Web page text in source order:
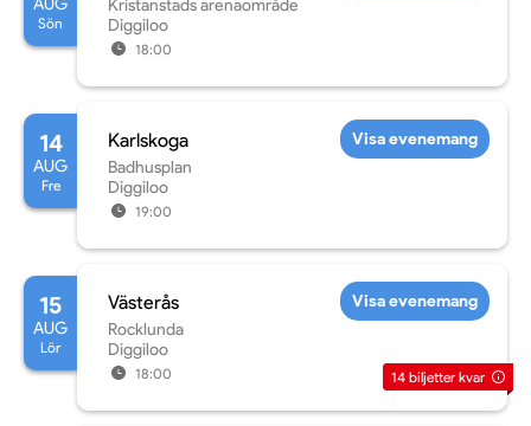
AUG
Sön
Kristanstads arenaområde
Diggiloo
18:00
14
AUG
Fre
Karlskoga
Badhusplan
Diggiloo
19:00
Visa evenemang
15
AUG
Lör
Västerås
Rocklunda
Diggiloo
18:00
Visa evenemang
14 biljetter kvar